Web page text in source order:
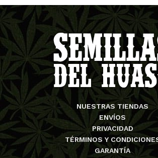
NUESTRAS TIENDAS
ENVÍOS
PRIVACIDAD
TÉRMINOS Y
GARANTÍA